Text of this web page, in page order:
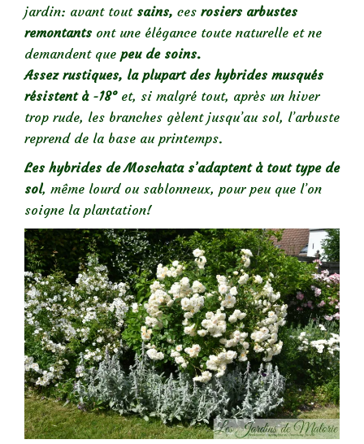
jardin: avant tout sains, ces rosiers arbustes
remontants ont une élégance toute naturelle et ne
demandent que peu de soins.
Assez rustiques, la plupart des hybrides musqués
résistent à -18°et, si malgré tout, après un hiver
trop rude, les branches gèlent jusqu’au sol, l’arbuste
reprend de la base au printemps.
Les hybrides de Moschata s’adaptent à tout type de
sol, même lourd ou sablonneux, pour peu que l’on
soigne la plantation!